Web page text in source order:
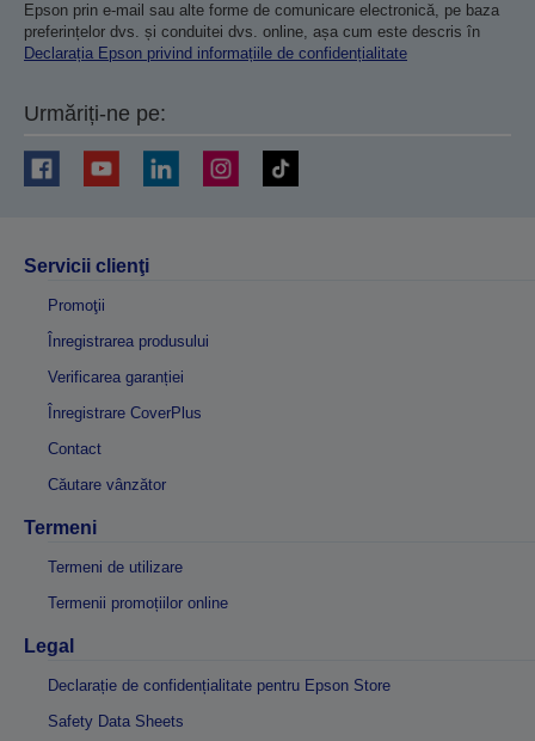
Epson prin e-mail sau alte forme de comunicare electronică, pe baza
preferințelor dvs. și conduitei dvs. online, așa cum este descris în
Declarația Epson privind informațiile de confidențialitate
Urmăriți-ne pe:
Servicii clienţi
Promoţii
Înregistrarea produsului
Verificarea garanției
Înregistrare CoverPlus
Contact
Căutare vânzător
Termeni
Termeni de utilizare
Termenii promoțiilor online
Legal
Declarație de confidențialitate pentru Epson Store
Safety Data Sheets